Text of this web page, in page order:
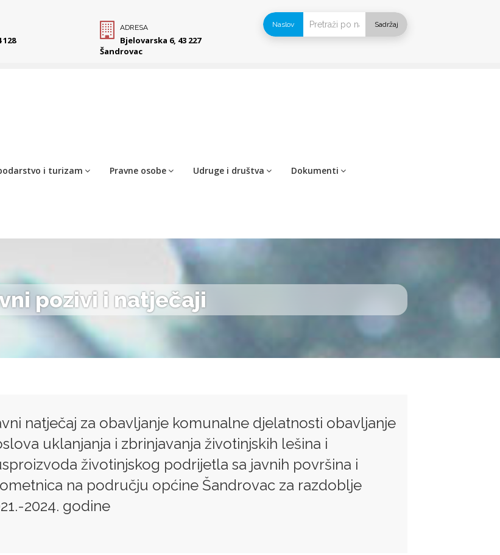
128
ADRESA
Bjelovarska 6, 43 227
Šandrovac
Naslov Sadržaj
i turizam Pravne osobe Udruge i društva Dokumenti
pozivi i natječaji
natječaj za obavljanje komunalne djelatnosti obavljanje
uklanjanja i zbrinjavanja životinjskih lešina i
životinjskog podrijetla sa javnih površina i
na području općine Šandrovac za razdoblje
2024. godine